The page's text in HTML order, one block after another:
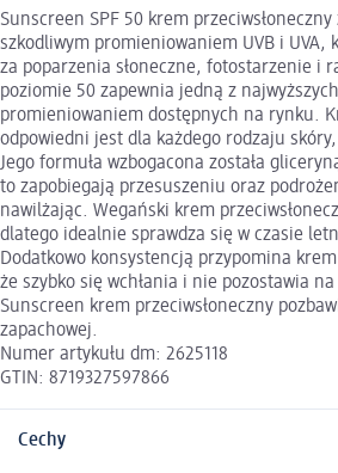
Sunscreen SPF 50 krem
szkodliwym promieniowaniem UVB i UVA,
za poparzenia słoneczne, fotostarzenie i
poziomie 50 zapewnia jedną z
promieniowaniem dostępnych na rynku.
odpowiedni jest dla każdego rodzaju
Jego formuła wzbogacona została
to zapobiegają przesuszeniu oraz
nawilżając. Wegański krem
dlatego idealnie sprawdza się w czasie
Dodatkowo konsystencją przypomina
że szybko się wchłania i nie pozostawia
Sunscreen krem przeciwsłoneczny
zapachowej.
Numer artykułu dm: 2625118
GTIN: 8719327597866
Cechy